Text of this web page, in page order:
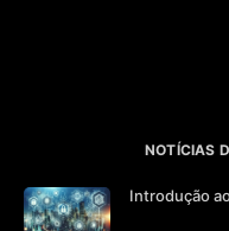
NOTÍCIAS
Introdução